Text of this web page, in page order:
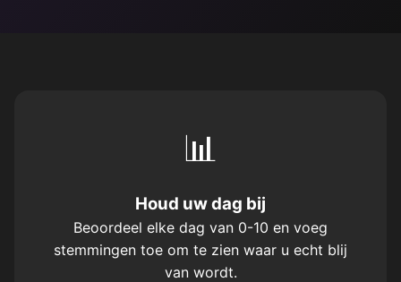
📊
Houd uw dag bij
Beoordeel elke dag van 0-10 en voeg
stemmingen toe om te zien waar u echt blij
van wordt.